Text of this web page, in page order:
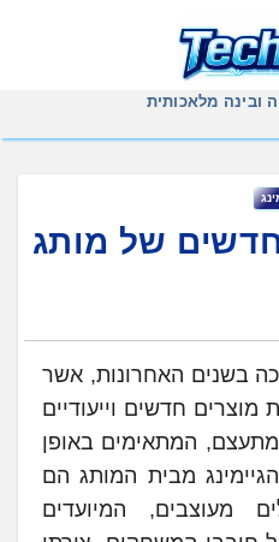
ובינה מלאכותית
חדשים של מותג
בשנים האחרונות, אשר
חדשים וייעודיים
המתאימים באופן
מבית המותג הם
מעוצבים, המיועדים